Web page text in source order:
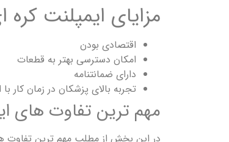
مزایای ایمپلنت کره
اقتصادی بودن
امکان دسترسی بهتر به قطعات
دارای ضمانتنامه
تجربه بالای پزشکان در زمان کار
مهم ترین تفاوت های
در این بخش از مطلب مهم ترین تفاوت